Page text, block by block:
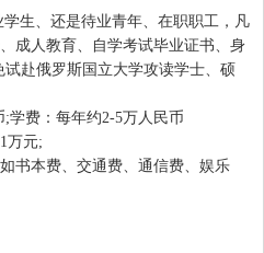
、还是待业青年、在职职工，凡
成人教育、自学考试毕业证书、身
赴俄罗斯国立大学攻读学士、硕
费：每年约2-5万人民币
万元;
本费、交通费、通信费、娱乐